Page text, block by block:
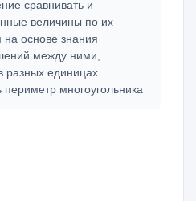
сравнивать и
величины по их
основе знания
между ними,
разных единицах
многоугольника